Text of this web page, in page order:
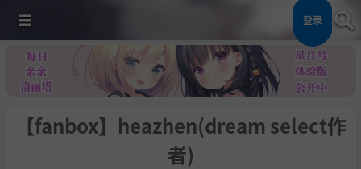
登录
【fanbox】heazhen(dream select作
者)